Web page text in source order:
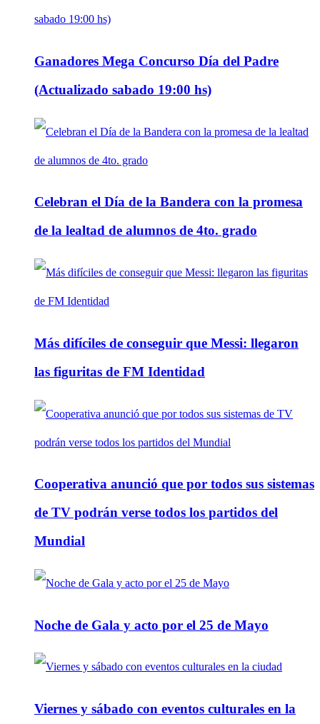
Ganadores Mega Concurso Día del Padre
(Actualizado sabado 19:00 hs)
Celebran el Día de la Bandera con la promesa
de la lealtad de alumnos de 4to. grado
Más difíciles de conseguir que Messi: llegaron
las figuritas de FM Identidad
Cooperativa anunció que por todos sus sistemas
de TV podrán verse todos los partidos del
Mundial
Noche de Gala y acto por el 25 de Mayo
Viernes y sábado con eventos culturales en la